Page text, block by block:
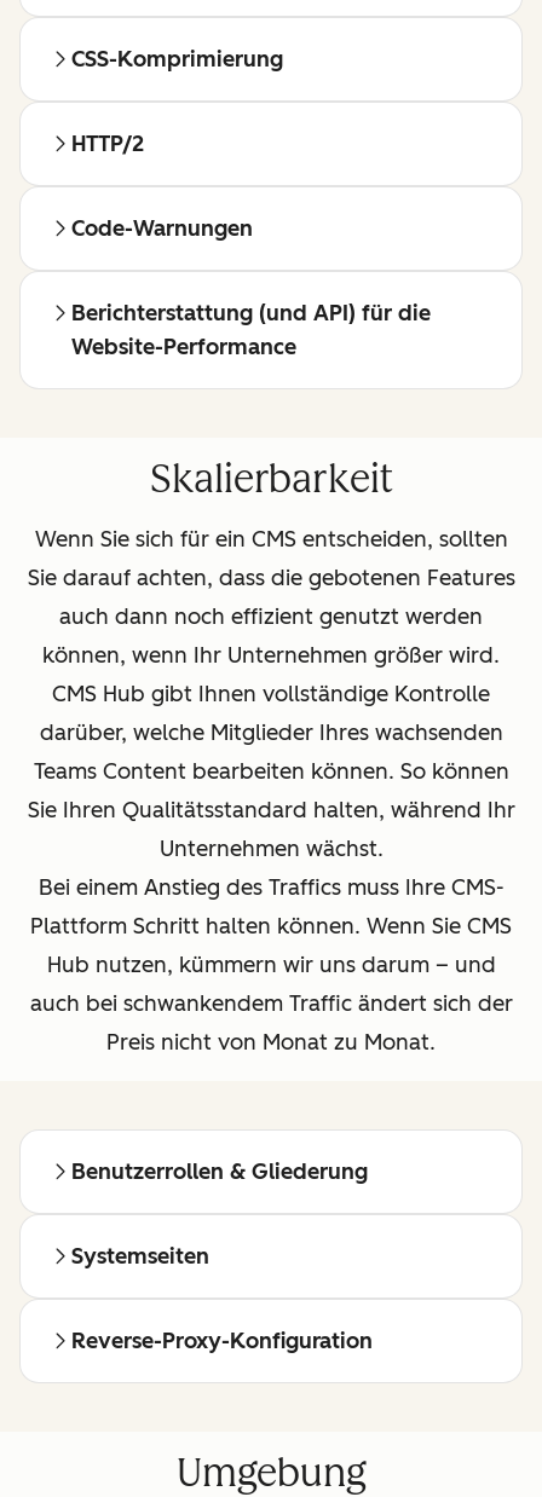
CSS-Komprimierung
HTTP/2
Code-Warnungen
Berichterstattung (und API) für die
Website-Performance
Skalierbarkeit
Wenn Sie sich für ein CMS entscheiden, sollten
Sie darauf achten, dass die gebotenen Features
auch dann noch effizient genutzt werden
können, wenn Ihr Unternehmen größer wird.
CMS Hub gibt Ihnen vollständige Kontrolle
darüber, welche Mitglieder Ihres wachsenden
Teams Content bearbeiten können. So können
Sie Ihren Qualitätsstandard halten, während Ihr
Unternehmen wächst.
Bei einem Anstieg des Traffics muss Ihre CMS-
Plattform Schritt halten können. Wenn Sie CMS
Hub nutzen, kümmern wir uns darum – und
auch bei schwankendem Traffic ändert sich der
Preis nicht von Monat zu Monat.
Benutzerrollen & Gliederung
Systemseiten
Reverse-Proxy-Konfiguration
Umgebung